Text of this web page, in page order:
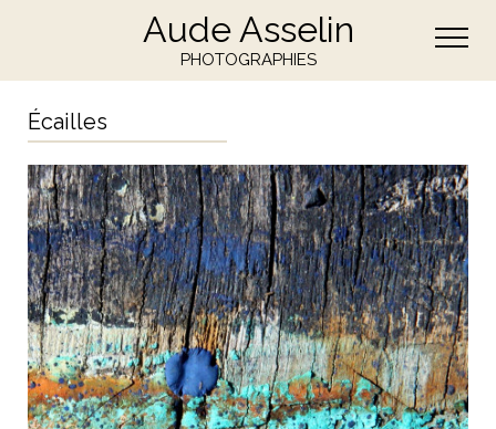
Aude Asselin
PHOTOGRAPHIES
Écailles